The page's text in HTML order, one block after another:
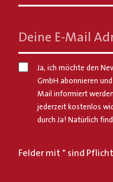
Deine E-Mail
Ja, ich möchte den
GmbH abonnieren
Mail informiert
jederzeit kostenlos
durch Ja! Natürlich
Felder mit * sind